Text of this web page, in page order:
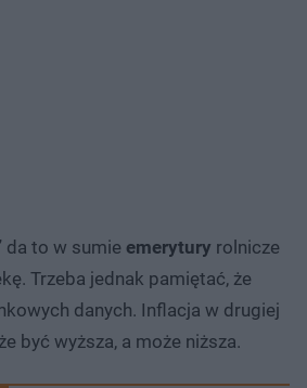
da to w sumie emerytury rolnicze
Trzeba jednak pamiętać, że
danych. Inflacja w drugiej
być wyższa, a może niższa.